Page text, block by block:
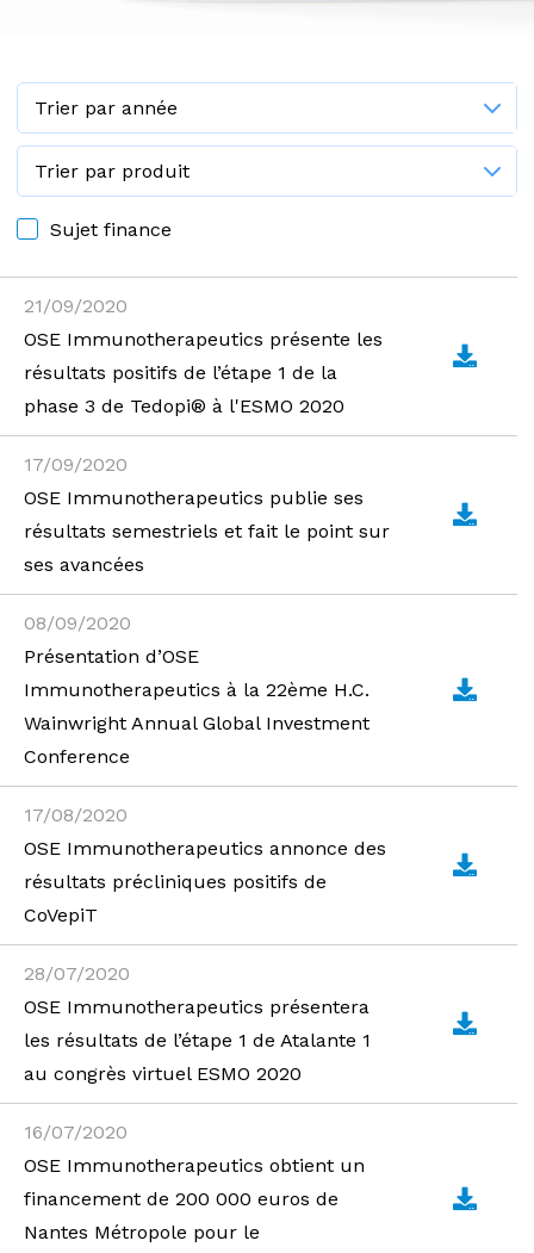
Sujet finance
21/09/2020
OSE Immunotherapeutics présente les
résultats positifs de l’étape 1 de la
phase 3 de Tedopi® à l'ESMO 2020
17/09/2020
OSE Immunotherapeutics publie ses
résultats semestriels et fait le point sur
ses avancées
08/09/2020
Présentation d’OSE
Immunotherapeutics à la 22ème H.C.
Wainwright Annual Global Investment
Conference
17/08/2020
OSE Immunotherapeutics annonce des
résultats précliniques positifs de
CoVepiT
28/07/2020
OSE Immunotherapeutics présentera
les résultats de l’étape 1 de Atalante 1
au congrès virtuel ESMO 2020
16/07/2020
OSE Immunotherapeutics obtient un
financement de 200 000 euros de
Nantes Métropole pour le